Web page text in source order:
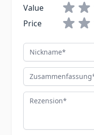
Value
Price
Nickname
Zusammenfassung
Rezension